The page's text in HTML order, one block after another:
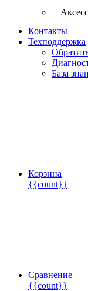
Контакты
Техподдержка
База
Корзина
{{count}}
Сравнение
{{count}}